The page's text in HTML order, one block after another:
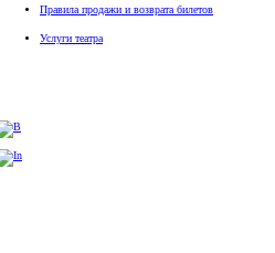
Правила продажи и возврата билетов
Услуги театра